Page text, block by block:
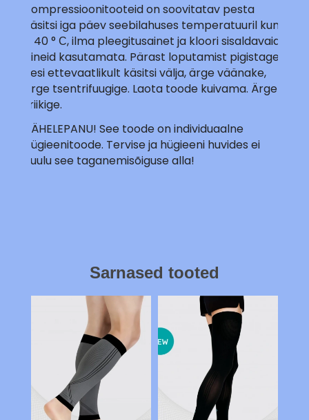
Kompressioonitooteid on soovitatav pesta
käsitsi iga päev seebilahuses temperatuuril kuni
+ 40 ° С, ilma pleegitusainet ja kloori sisaldavaid
aineid kasutamata. Pärast loputamist pigistage
vesi ettevaatlikult käsitsi välja, ärge väänake,
ärge tsentrifuugige. Laota toode kuivama. Ärge
triikige.
TÄHELEPANU! See toode on individuaalne
hügieenitoode. Tervise ja hügieeni huvides ei
kuulu see taganemisõiguse alla!
Sarnased tooted